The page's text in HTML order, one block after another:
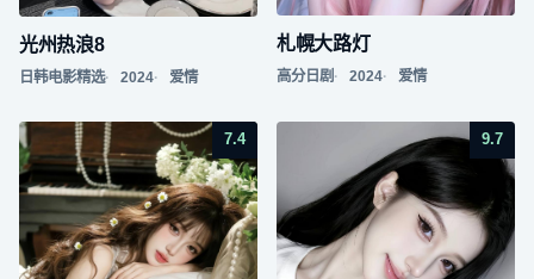
光州热浪8
日韩电影精选 2024 爱情
札幌大路灯
高分日剧 2024 爱情
7.4 9.7